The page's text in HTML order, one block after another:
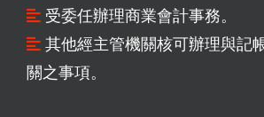
受委任辦理商業會計事務。
其他經主管機關核可辦理與記
關之事項。